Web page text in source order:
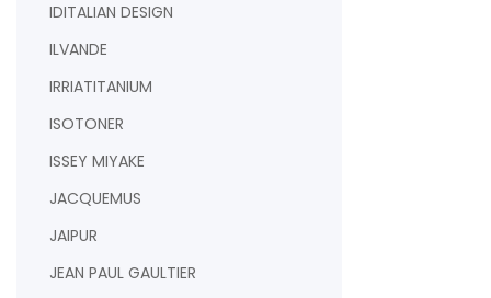
IDITALIAN DESIGN
ILVANDE
IRRIATITANIUM
ISOTONER
ISSEY MIYAKE
JACQUEMUS
JAIPUR
JEAN PAUL GAULTIER